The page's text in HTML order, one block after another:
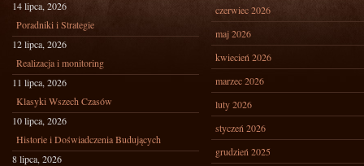
14 lipca, 2026
Poradniki i Strategie
12 lipca, 2026
Realizacja i monitoring
11 lipca, 2026
Klasyki Wszech Czasów
10 lipca, 2026
Historie i Doświadczenia Budujących
8 lipca, 2026
czerwiec 2026
maj 2026
kwiecień 2026
marzec 2026
luty 2026
styczeń 2026
grudzień 2025